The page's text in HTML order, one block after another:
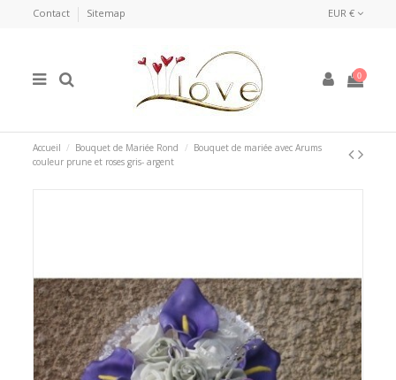
Contact Sitemap EUR €
0
Accueil Bouquet de Mariée Rond
Bouquet de mariée avec Arums
couleur prune et roses gris- argent